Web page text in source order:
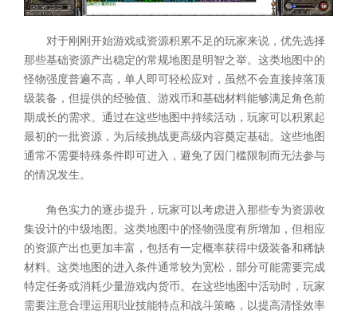
对于刚刚开始游戏或资源积累不足的玩家来说，优先选择
那些基础资源产出稳定的常规地图是明智之举。这类地图中的
怪物强度普遍不高，单人即可轻松应对，虽然不会直接掉落顶
级装备，但提供的经验值、游戏币和基础材料能够满足角色前
期成长的需求。通过在这些地图中持续活动，玩家可以积累起
最初的一批资源，为后续挑战更高级内容奠定基础。这些地图
通常不需要特殊条件即可进入，避免了因门槛限制而无法参与
的情况发生。
角色实力的逐步提升，玩家可以考虑进入那些专为资源收
集设计的中级地图。这类地图中的怪物强度有所增加，但相应
的资源产出也更加丰富，包括有一定概率获得中级装备和稀缺
材料。这类地图的进入条件通常较为宽松，部分可能需要完成
特定任务或消耗少量游戏内货币。在这些地图中活动时，玩家
需要注意合理运用职业技能特点和战斗策略，以提高清怪效率